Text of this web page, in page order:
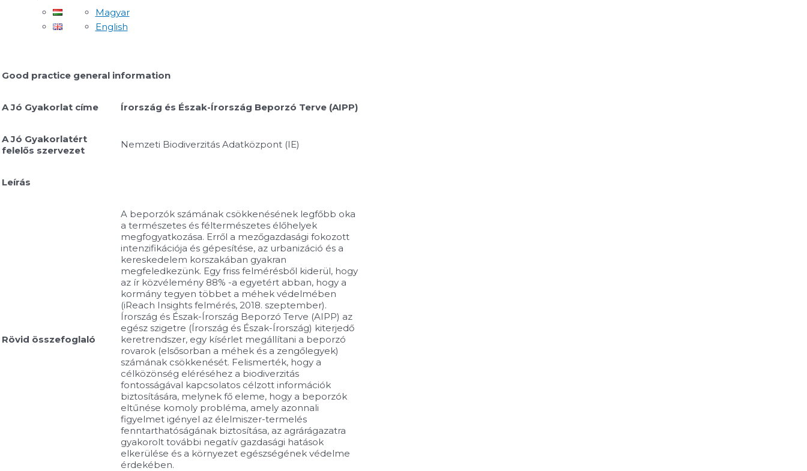
Magyar
English
Good practice general information
A Jó Gyakorlat címe Írország és Észak-Írország Beporzó Terve (AIPP)
A Jó Gyakorlatért
felelős szervezet
Nemzeti Biodiverzitás Adatközpont (IE)
Leírás
Rövid összefoglaló
A beporzók számának csökkenésének legfőbb oka
a természetes és féltermészetes élőhelyek
megfogyatkozása. Erről a mezőgazdasági fokozott
intenzifikációja és gépesítése, az urbanizáció és a
kereskedelem korszakában gyakran
megfeledkezünk. Egy friss felmérésből kiderül, hogy
az ír közvélemény 88% -a egyetért abban, hogy a
kormány tegyen többet a méhek védelmében
(iReach Insights felmérés, 2018. szeptember).
Írország és Észak-Írország Beporzó Terve (AIPP) az
egész szigetre (Írország és Észak-Írország) kiterjedő
keretrendszer, egy kísérlet megállítani a beporzó
rovarok (elsősorban a méhek és a zengőlegyek)
számának csökkenését. Felismerték, hogy a
célközönség eléréséhez a biodiverzitás
fontosságával kapcsolatos célzott információk
biztosítására, melynek fő eleme, hogy a beporzók
eltűnése komoly probléma, amely azonnali
figyelmet igényel az élelmiszer-termelés
fenntarthatóságának biztosítása, az agrárágazatra
gyakorolt további negatív gazdasági hatások
elkerülése és a környezet egészségének védelme
érdekében.